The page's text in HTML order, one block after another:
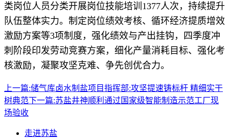
类岗位人员分类开展岗位技能培训1377人次，持续提升
队伍整体实力。制定岗位绩效考核、循环经济提质增效
激励方案等3项制度，强化绩效与产出挂钩，四季度冲
刺阶段印发劳动竞赛方案，细化产量消耗目标、强化考
核激励，凝聚攻坚克难、争先创优合力。
上一篇:储气库卤水制盐项目指挥部:攻坚提速铸标杆 精细实干
树典范下一篇:苏盐井神顺利通过国家级智能制造示范工厂现
场验收
走进苏盐